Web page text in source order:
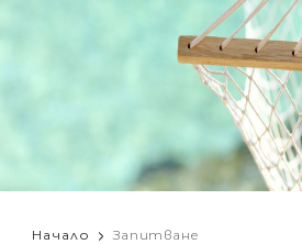
Начало Запитване